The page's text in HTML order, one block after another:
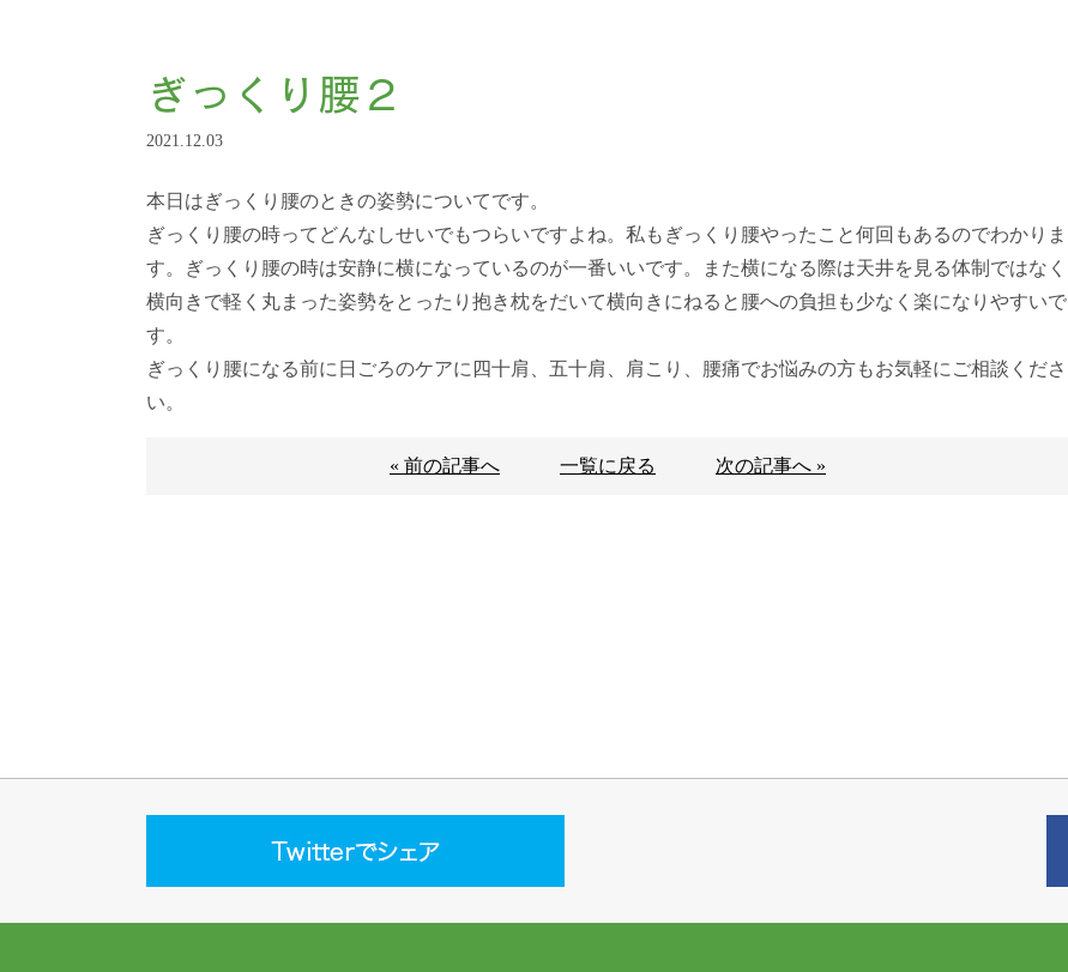
ぎっくり腰２
2021.12.03
本日はぎっくり腰のときの姿勢についてです。
ぎっくり腰の時ってどんなしせいでもつらいですよね。私もぎっくり腰やったこと何回もあるのでわかりま
す。ぎっくり腰の時は安静に横になっているのが一番いいです。また横になる際は天井を見る体制ではなく
横向きで軽く丸まった姿勢をとったり抱き枕をだいて横向きにねると腰への負担も少なく楽になりやすいで
す。
ぎっくり腰になる前に日ごろのケアに四十肩、五十肩、肩こり、腰痛でお悩みの方もお気軽にご相談くださ
い。
« 前の記事へ 一覧に戻る 次の記事へ »